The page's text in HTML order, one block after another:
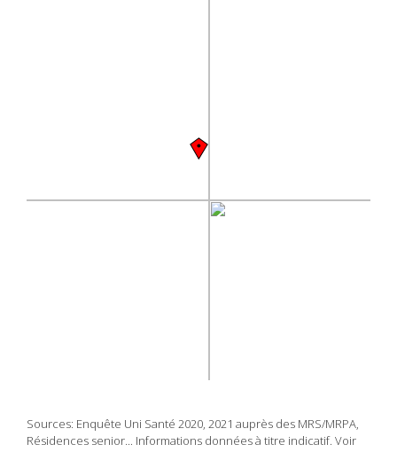
Sources: Enquête Uni Santé 2020, 2021 auprès des MRS/MRPA,
Résidences senior... Informations données à titre indicatif. Voir